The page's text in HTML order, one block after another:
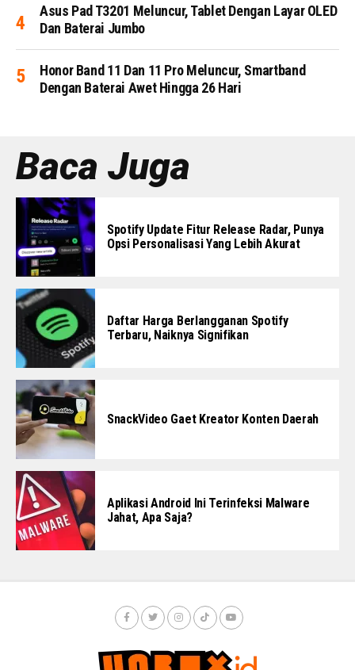
Asus Pad T3201 Meluncur, Tablet Dengan Layar OLED
Dan Baterai Jumbo
Honor Band 11 Dan 11 Pro Meluncur, Smartband
Dengan Baterai Awet Hingga 26 Hari
Baca Juga
Spotify Update Fitur Release Radar, Punya
Opsi Personalisasi Yang Lebih Akurat
Daftar Harga Berlangganan Spotify
Terbaru, Naiknya Signifikan
SnackVideo Gaet Kreator Konten Daerah
Aplikasi Android Ini Terinfeksi Malware
Jahat, Apa Saja?